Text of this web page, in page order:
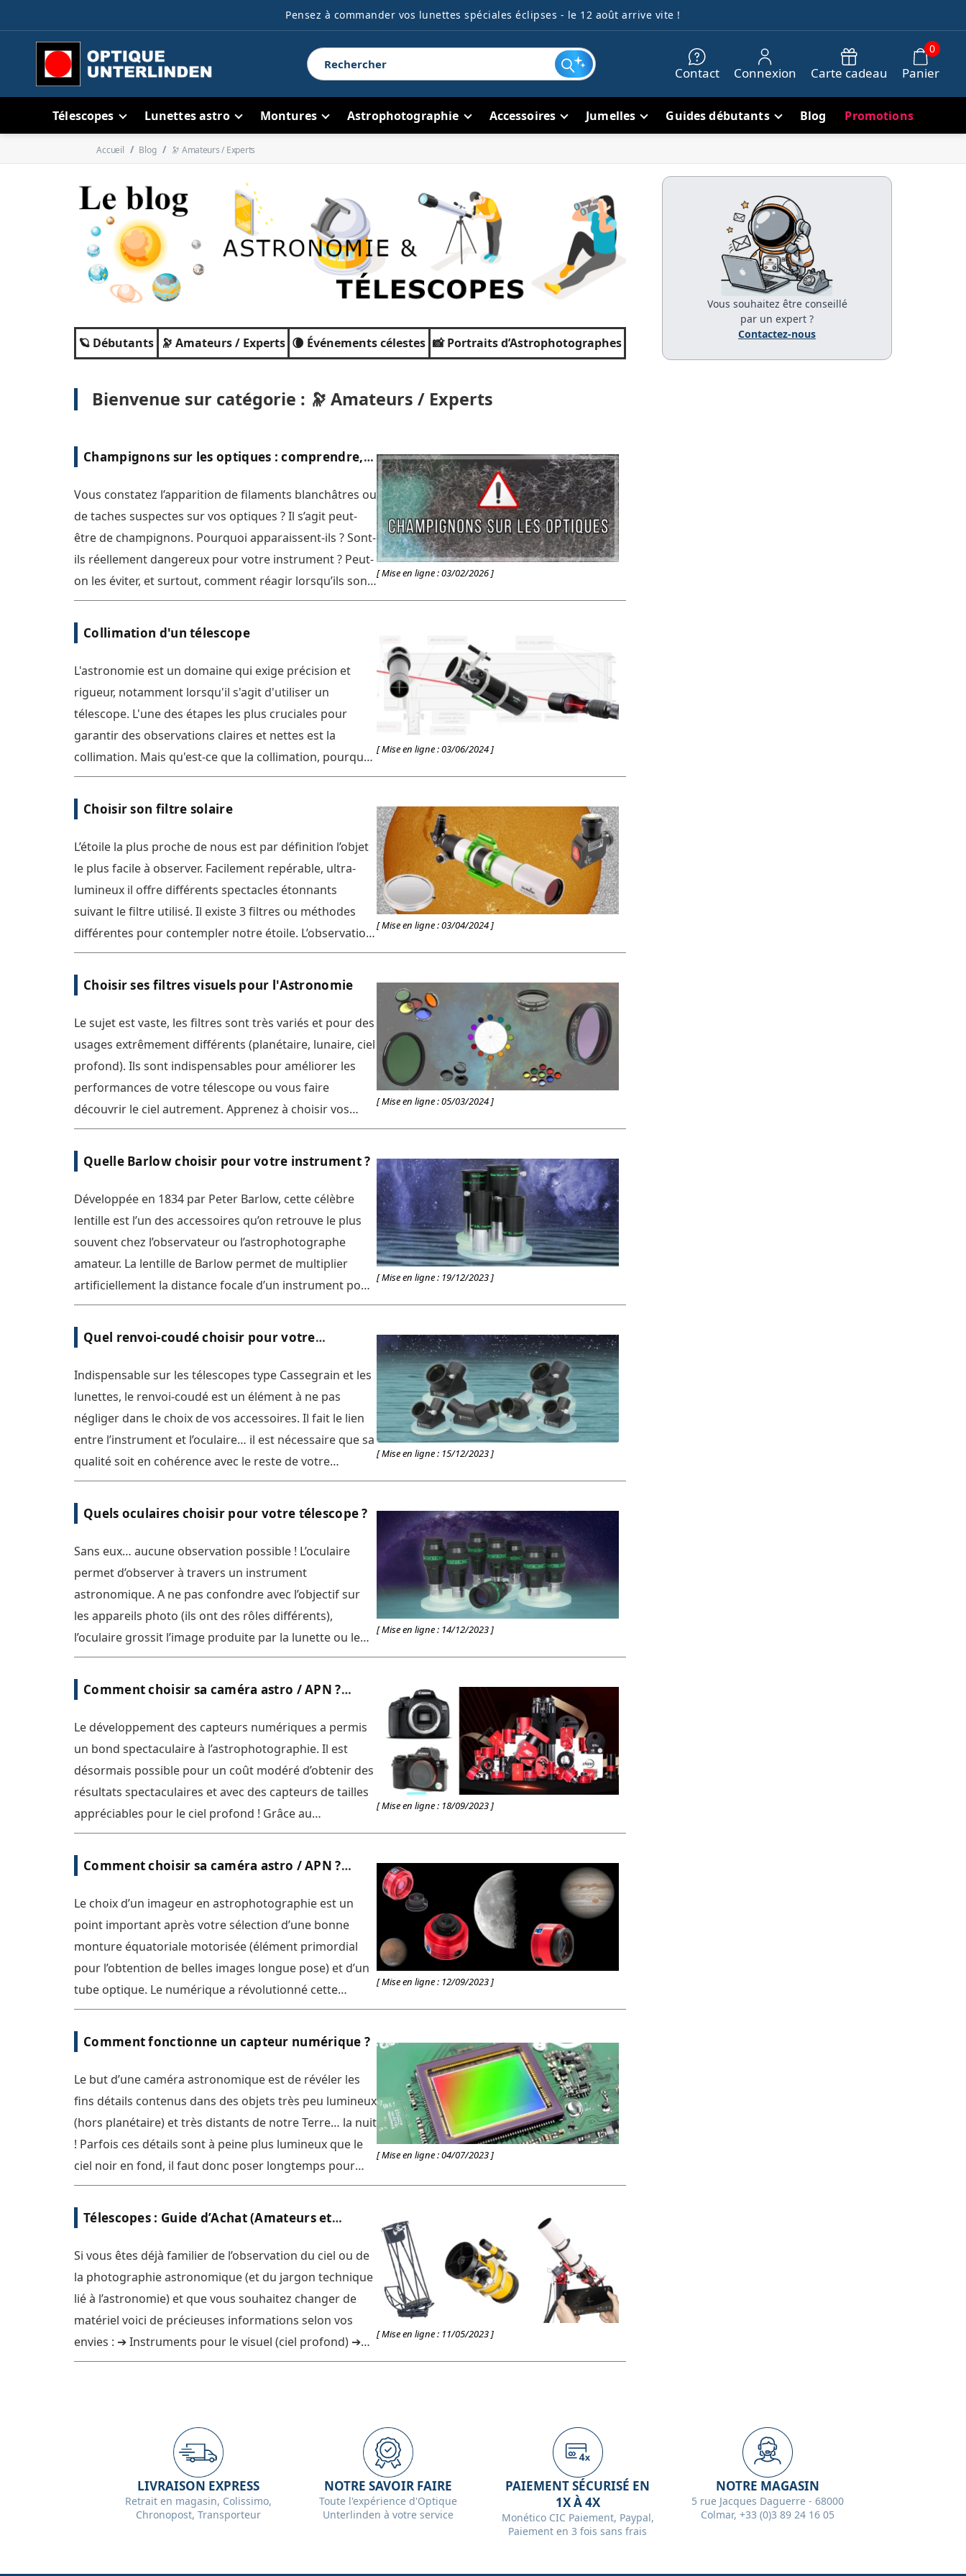
Pensez à commander vos lunettes spéciales éclipses - le 12 août arrive vite !
Contact Connexion Carte cadeau Panier
0
Télescopes Lunettes astro Montures Astrophotographie Accessoires Jumelles Guides débutants Blog Promotions
Accueil Blog 🔭 Amateurs / Experts
🪐 Débutants 🔭 Amateurs / Experts 🌘 Événements célestes 📸 Portraits d’Astrophotographes
Bienvenue sur catégorie : 🔭 Amateurs / Experts
[ Mise en ligne : 03/02/2026 ]
Champignons sur les optiques : comprendre,
prévenir et agir
Vous constatez l’apparition de filaments blanchâtres ou
de taches suspectes sur vos optiques ? Il s’agit peut-
être de champignons. Pourquoi apparaissent-ils ? Sont-
ils réellement dangereux pour votre instrument ? Peut-
on les éviter, et surtout, comment réagir lorsqu’ils sont
déjà présents ? [...]
[ Mise en ligne : 03/06/2024 ]
Collimation d'un télescope
L'astronomie est un domaine qui exige précision et
rigueur, notamment lorsqu'il s'agit d'utiliser un
télescope. L'une des étapes les plus cruciales pour
garantir des observations claires et nettes est la
collimation. Mais qu'est-ce que la collimation, pourquoi
est-elle si importante, et comment peut-on la réaliser
correctement ? [...]
[ Mise en ligne : 03/04/2024 ]
Choisir son filtre solaire
L’étoile la plus proche de nous est par définition l’objet
le plus facile à observer. Facilement repérable, ultra-
lumineux il offre différents spectacles étonnants
suivant le filtre utilisé. Il existe 3 filtres ou méthodes
différentes pour contempler notre étoile. L’observation
en lumière blanche, en H-Alpha (la plus spectaculaire)
et à l’aide d’un prisme de Herschel [...]
[ Mise en ligne : 05/03/2024 ]
Choisir ses filtres visuels pour l'Astronomie
Le sujet est vaste, les filtres sont très variés et pour des
usages extrêmement différents (planétaire, lunaire, ciel
profond). Ils sont indispensables pour améliorer les
performances de votre télescope ou vous faire
découvrir le ciel autrement. Apprenez à choisir vos
filtres colorés, comprenez la différence entre un filtre
UHC et OIII et comparez les différents filtres solaires
disponibles [...]
[ Mise en ligne : 19/12/2023 ]
Quelle Barlow choisir pour votre instrument ?
Développée en 1834 par Peter Barlow, cette célèbre
lentille est l’un des accessoires qu’on retrouve le plus
souvent chez l’observateur ou l’astrophotographe
amateur. La lentille de Barlow permet de multiplier
artificiellement la distance focale d’un instrument pour
obtenir des grossissements plus élevés. Son facteur de
multiplication varie généralement de 2x à 5x. C’est un
doublet divergent qui équipe la plupart des modèles
existants [...]
[ Mise en ligne : 15/12/2023 ]
Quel renvoi-coudé choisir pour votre
instrument ?
Indispensable sur les télescopes type Cassegrain et les
lunettes, le renvoi-coudé est un élément à ne pas
négliger dans le choix de vos accessoires. Il fait le lien
entre l’instrument et l’oculaire… il est nécessaire que sa
qualité soit en cohérence avec le reste de votre
matériel. l est en effet des fois dommage de trouver
des utilisateurs ayant investi dans de très bons
oculaires… mais ayant gardé le renvoi-coudé d’origine
[...]
[ Mise en ligne : 14/12/2023 ]
Quels oculaires choisir pour votre télescope ?
Sans eux… aucune observation possible ! L’oculaire
permet d’observer à travers un instrument
astronomique. A ne pas confondre avec l’objectif sur
les appareils photo (ils ont des rôles différents),
l’oculaire grossit l’image produite par la lunette ou le
télescope. Il est composé de diverses lentilles, plus ou
moins espacées, dont le nombre, la forme, la qualité de
polissage déterminent sa qualité et performances [...]
[ Mise en ligne : 18/09/2023 ]
Comment choisir sa caméra astro / APN ?
#Partie 2 : Ciel Profond
Le développement des capteurs numériques a permis
un bond spectaculaire à l’astrophotographie. Il est
désormais possible pour un coût modéré d’obtenir des
résultats spectaculaires et avec des capteurs de tailles
appréciables pour le ciel profond ! Grâce au
développement de nombreux logiciels et de boîtiers de
contrôle type ASIAIR ou PowerBox [...]
[ Mise en ligne : 12/09/2023 ]
Comment choisir sa caméra astro / APN ?
#Partie 1 : Planétaire
Le choix d’un imageur en astrophotographie est un
point important après votre sélection d’une bonne
monture équatoriale motorisée (élément primordial
pour l’obtention de belles images longue pose) et d’un
tube optique. Le numérique a révolutionné cette
pratique (auparavant réalisée à l’argentique) en la
rendant moins confidentielle, plus facile, rapide,
efficiente [...]
[ Mise en ligne : 04/07/2023 ]
Comment fonctionne un capteur numérique ?
Le but d’une caméra astronomique est de révéler les
fins détails contenus dans des objets très peu lumineux
(hors planétaire) et très distants de notre Terre… la nuit
! Parfois ces détails sont à peine plus lumineux que le
ciel noir en fond, il faut donc poser longtemps pour
qu’assez de photons rencontrent le capteur de notre
caméra. Mais la luminosité/brillance de l’image finale
n’est pas le seul facteur… elle se compare par rapport à
plusieurs signaux/bruits parasites [...]
[ Mise en ligne : 11/05/2023 ]
Télescopes : Guide d’Achat (Amateurs et
Experts)
Si vous êtes déjà familier de l’observation du ciel ou de
la photographie astronomique (et du jargon technique
lié à l’astronomie) et que vous souhaitez changer de
matériel voici de précieuses informations selon vos
envies : ➔ Instruments pour le visuel (ciel profond) ➔
Instruments pour le planétaire (visuel et photo) ➔
Vous souhaitez être conseillé
par un expert ?
Contactez-nous
LIVRAISON EXPRESS
Retrait en magasin, Colissimo,
Chronopost, Transporteur
NOTRE SAVOIR FAIRE
Toute l'expérience d'Optique
Unterlinden à votre service
PAIEMENT SÉCURISÉ EN
1X À 4X
Monético CIC Paiement, Paypal,
Paiement en 3 fois sans frais
NOTRE MAGASIN
5 rue Jacques Daguerre - 68000
Colmar, +33 (0)3 89 24 16 05